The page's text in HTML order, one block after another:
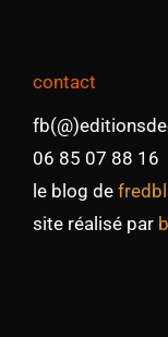
contact
06 85 07 88 16
le blog de
site réalisé par